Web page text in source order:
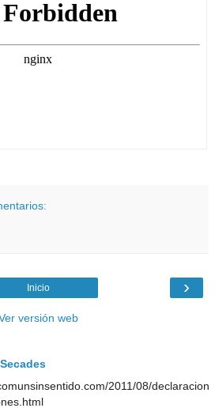
›
Inicio
versión web
2011/08/declaracion